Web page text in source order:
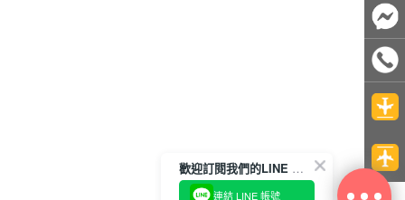
歡迎訂閱我們的LINE 官方帳號
連結 LINE 帳號